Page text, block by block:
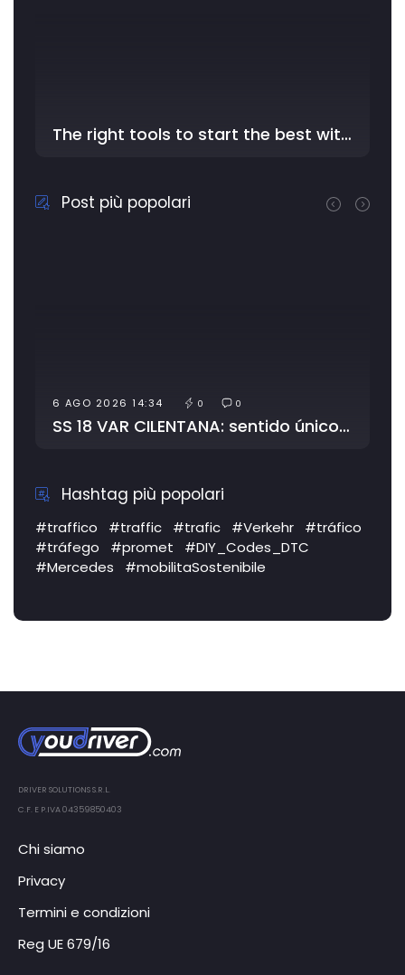
The right tools to start the best with YouDriver - In the …
Post più popolari
6 AGO 2026 14:34 0 0
SS 18 VAR CILENTANA: sentido único alternativo, estrechamiento de la vía por …
Hashtag più popolari
#traffico #traffic #trafic #Verkehr
#tráfico
#tráfego
#promet
#DIY_Codes_DTC
#Mercedes
#mobilitaSostenibile
DRIVER SOLUTIONS S.R.L.
C.F. E P.IVA 04359850403
Chi siamo
Privacy
Termini e condizioni
Reg UE 679/16